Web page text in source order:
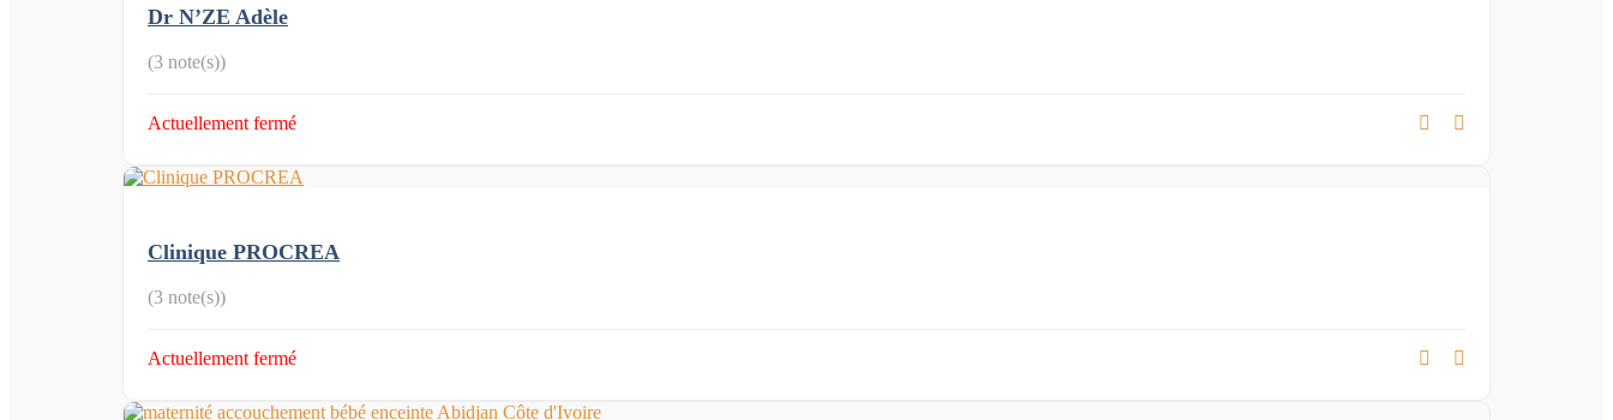
Dr N’ZE Adèle
(3 note(s))
Actuellement fermé
Clinique PROCREA
(3 note(s))
Actuellement fermé